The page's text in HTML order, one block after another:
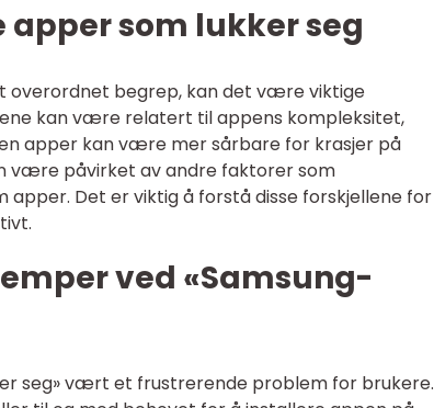
som lukker seg
overordnet begrep, kan det være viktige
kan være relatert til appens kompleksitet,
apper kan være mer sårbare for krasjer på
være påvirket av andre faktorer som
Det er viktig å forstå disse forskjellene for
ved «Samsung-
seg» vært et frustrerende problem for brukere.